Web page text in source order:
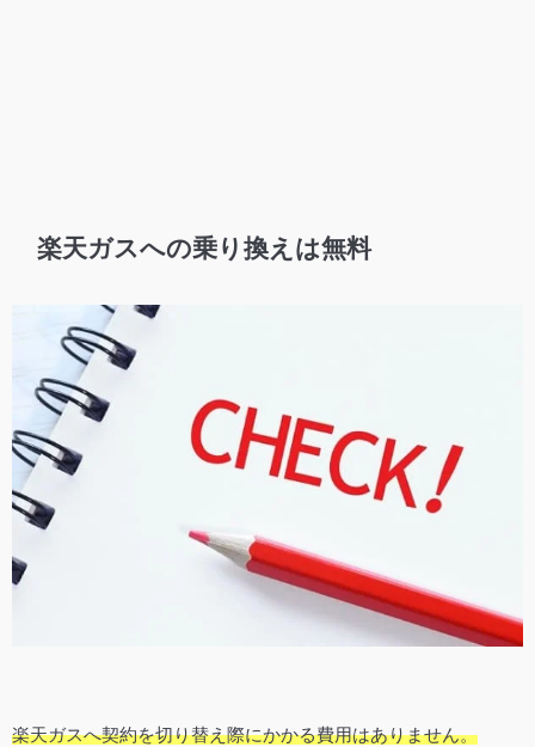
楽天ガスへの乗り換えは無料
楽天ガスへ契約を切り替え際にかかる費用はありません。